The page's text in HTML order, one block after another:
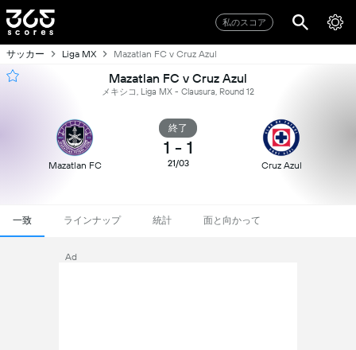
私のスコア
サッカー Liga MX Mazatlan FC v Cruz Azul
Mazatlan FC v Cruz Azul
メキシコ, Liga MX - Clausura, Round 12
Mazatlan FC
終了
1 - 1
21/03 Cruz Azul
一致 ラインナップ 統計 面と向かって
Ad